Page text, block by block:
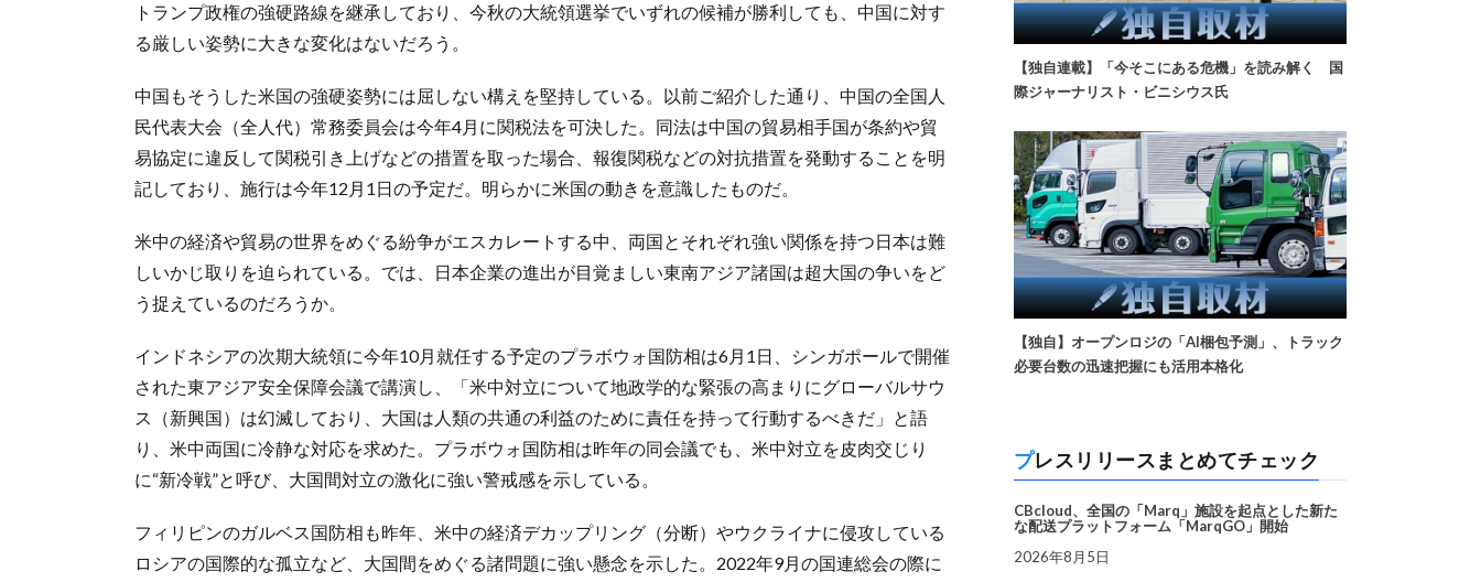
トランプ政権の強硬路線を継承しており、今秋の大統領選挙でいずれの候補が勝利しても、中国に対す
る厳しい姿勢に大きな変化はないだろう。
中国もそうした米国の強硬姿勢には屈しない構えを堅持している。以前ご紹介した通り、中国の全国人
民代表大会（全人代）常務委員会は今年4月に関税法を可決した。同法は中国の貿易相手国が条約や貿
易協定に違反して関税引き上げなどの措置を取った場合、報復関税などの対抗措置を発動することを明
記しており、施行は今年12月1日の予定だ。明らかに米国の動きを意識したものだ。
米中の経済や貿易の世界をめぐる紛争がエスカレートする中、両国とそれぞれ強い関係を持つ日本は難
しいかじ取りを迫られている。では、日本企業の進出が目覚ましい東南アジア諸国は超大国の争いをど
う捉えているのだろうか。
インドネシアの次期大統領に今年10月就任する予定のプラボウォ国防相は6月1日、シンガポールで開催
された東アジア安全保障会議で講演し、「米中対立について地政学的な緊張の高まりにグローバルサウ
ス（新興国）は幻滅しており、大国は人類の共通の利益のために責任を持って行動するべきだ」と語
り、米中両国に冷静な対応を求めた。プラボウォ国防相は昨年の同会議でも、米中対立を皮肉交じり
に“新冷戦”と呼び、大国間対立の激化に強い警戒感を示している。
フィリピンのガルベス国防相も昨年、米中の経済デカップリング（分断）やウクライナに侵攻している
ロシアの国際的な孤立など、大国間をめぐる諸問題に強い懸念を示した。2022年9月の国連総会の際に
【独自連載】「今そこにある危機」を読み解く 国
際ジャーナリスト・ビニシウス氏
【独自】オープンロジの「AI梱包予測」、トラック
必要台数の迅速把握にも活用本格化
プレスリリースまとめてチェック
CBcloud、全国の「Marq」施設を起点とした新た
な配送プラットフォーム「MarqGO」開始
2026年8月5日